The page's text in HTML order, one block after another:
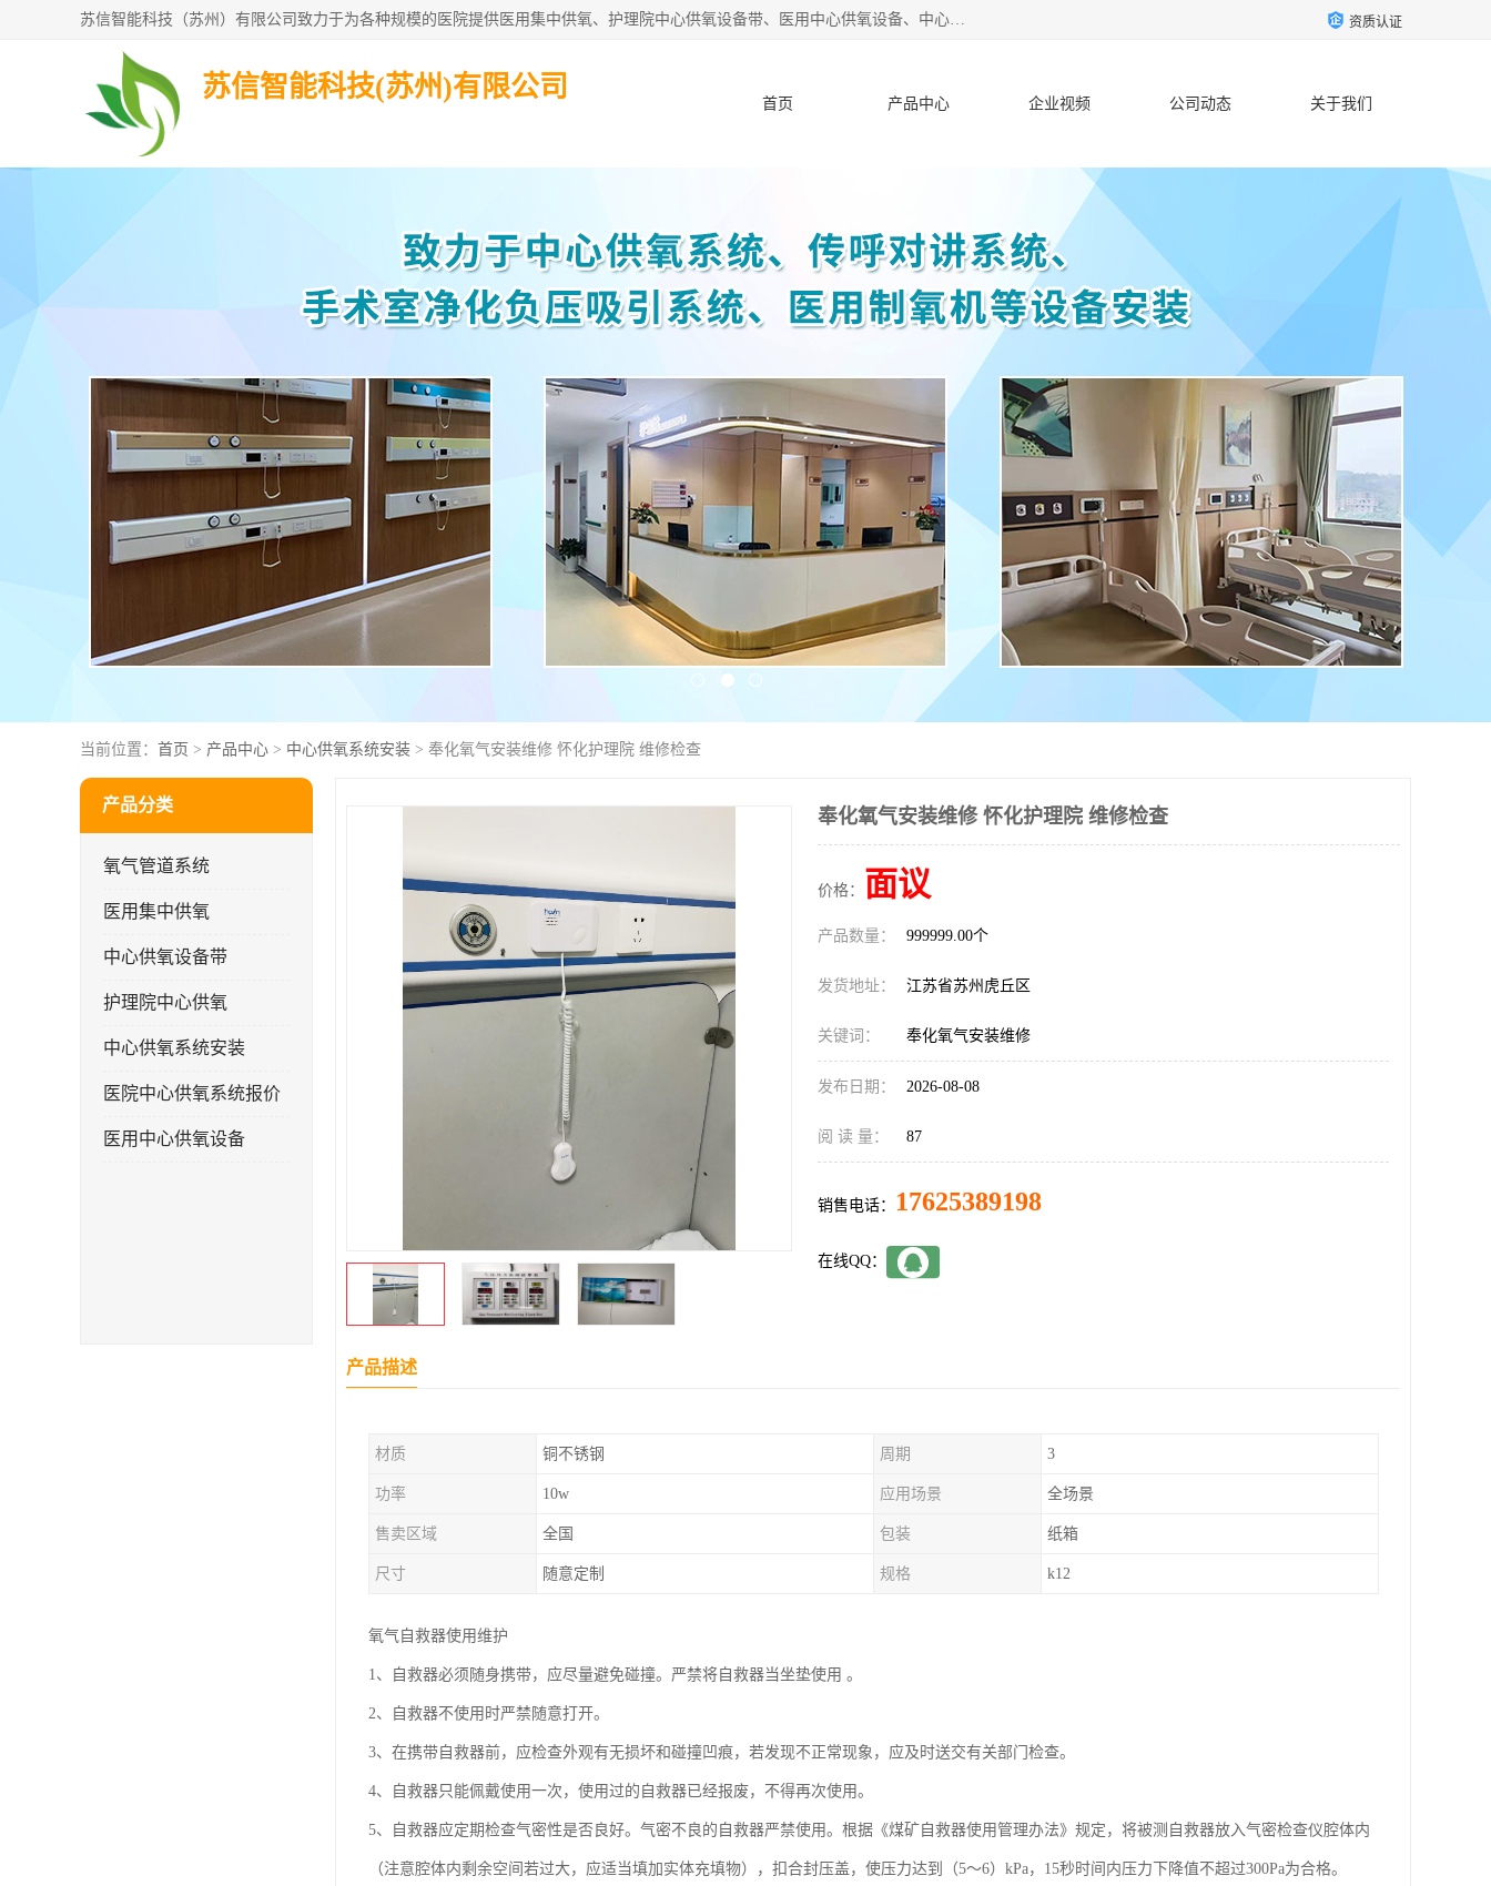
苏信智能科技（苏州）有限公司致力于为各种规模的医院提供医用集中供氧、护理院中心供氧设备带、医用中心供氧设备、中心供氧系统安装、医院中心供氧系统报价等“一条龙”服务。 资质认证
苏信智能科技(苏州)有限公司
首页 产品中心 企业视频 公司动态 关于我们
当前位置： 首页 > 产品中心 > 中心供氧系统安装 > 奉化氧气安装维修 怀化护理院 维修检查
产品分类
氧气管道系统
医用集中供氧
中心供氧设备带
护理院中心供氧
中心供氧系统安装
医院中心供氧系统报价
医用中心供氧设备
奉化氧气安装维修 怀化护理院 维修检查
价格： 面议
产品数量： 999999.00个
发货地址： 江苏省苏州虎丘区
关键词： 奉化氧气安装维修
发布日期： 2026-08-08
阅 读 量： 87
销售电话： 17625389198
在线QQ：
产品描述
材质 铜不锈钢 周期 3
功率 10w 应用场景 全场景
售卖区域 全国 包装 纸箱
尺寸 随意定制 规格 k12
氧气自救器使用维护
1、自救器必须随身携带，应尽量避免碰撞。严禁将自救器当坐垫使用 。
2、自救器不使用时严禁随意打开。
3、在携带自救器前，应检查外观有无损坏和碰撞凹痕，若发现不正常现象，应及时送交有关部门检查。
4、自救器只能佩戴使用一次，使用过的自救器已经报废，不得再次使用。
5、自救器应定期检查气密性是否良好。气密不良的自救器严禁使用。根据《煤矿自救器使用管理办法》规定，将被测自救器放入气密检查仪腔体内
（注意腔体内剩余空间若过大，应适当填加实体充填物），扣合封压盖，使压力达到（5～6）kPa，15秒时间内压力下降值不超过300Pa为合格。